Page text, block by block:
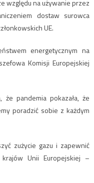
względu na używanie przez
dostaw surowca
UE.
energetycznym na
Komisji Europejskiej
że pandemia pokazała, że
poradzić sobie z każdym
zużycie gazu i zapewnić
Unii Europejskiej –